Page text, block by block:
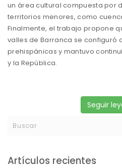
un área cultural compuesta por
territorios menores, como
Finalmente, el trabajo propone
valles de Barranca se configuró
prehispánicas y mantuvo
y la República.
Seguir
Artículos recientes